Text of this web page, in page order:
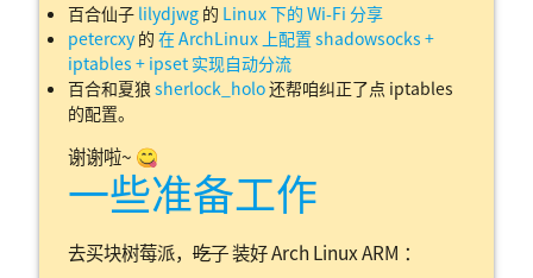
百合仙子 lilydjwg的 Linux 下的 Wi-Fi 分享
petercxy的 在 ArchLinux 上配置 shadowsocks +
iptables + ipset 实现自动分流
百合和夏狼 sherlock_holo还帮咱纠正了点 iptables
的配置。
谢谢啦~ 😋
一些准备工作
去买块树莓派， 吃了装好 Arch Linux ARM ：